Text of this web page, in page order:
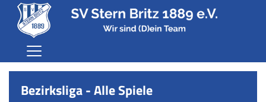
Home
Der Verein
Bezirksliga - Alle Spiele